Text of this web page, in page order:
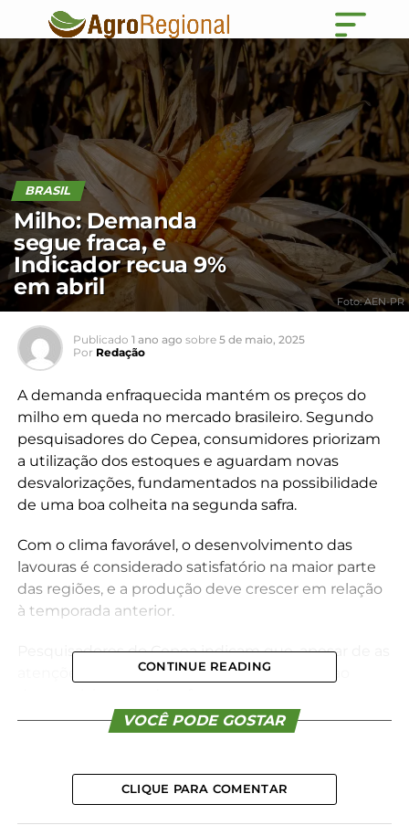
BRASIL
Milho: Demanda
segue fraca, e
Indicador recua 9%
em abril
Foto: AEN-PR
Publicado 1 ano ago sobre 5 de maio, 2025
Por Redação
A demanda enfraquecida mantém os preços do
milho em queda no mercado brasileiro. Segundo
pesquisadores do Cepea, consumidores priorizam
a utilização dos estoques e aguardam novas
desvalorizações, fundamentados na possibilidade
de uma boa colheita na segunda safra.
Com o clima favorável, o desenvolvimento das
lavouras é considerado satisfatório na maior parte
das regiões, e a produção deve crescer em relação
à temporada anterior.
Pesquisadores do Cepea indicam que, apesar de as
atenções de vendedores estarem voltadas ao
mais flexíveis nas negociações, seja nos valores ou
nos prazos de pagamento. Esse comportamento
novas quedas nos preços, considerando-se o atual
cenário de oferta maior, clima favorável e demanda
enfraquecida.
CONTINUE READING
VOCÊ PODE GOSTAR
CLIQUE PARA COMENTAR